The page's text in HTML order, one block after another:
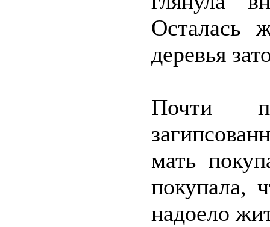
Осталась
деревья
Почти
мать
покупала,
надоело